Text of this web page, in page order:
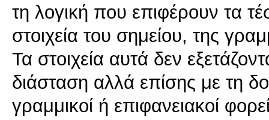
τη λογική που επιφέρουν τα
στοιχεία του σημείου, της
Τα στοιχεία αυτά δεν
διάσταση αλλά επίσης με τη
γραμμικοί ή επιφανειακοί